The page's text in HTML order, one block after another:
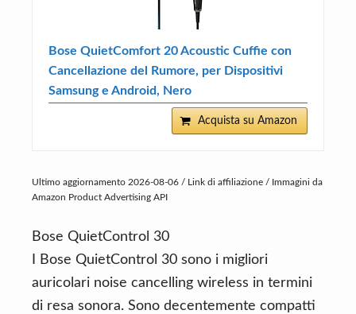
Bose QuietComfort 20 Acoustic Cuffie con
Cancellazione del Rumore, per Dispositivi
Samsung e Android, Nero
Acquista su Amazon
Ultimo aggiornamento 2026-08-06 / Link di affiliazione / Immagini da
Amazon Product Advertising API
Bose QuietControl 30
I Bose QuietControl 30 sono i migliori
auricolari noise cancelling wireless in termini
di resa sonora. Sono decentemente compatti